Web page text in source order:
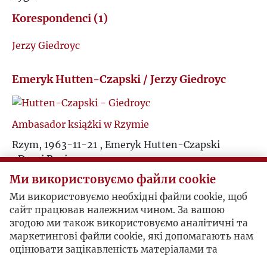
R
S
Ś
Korespondenci (1)
Jerzy Giedroyc
Emeryk Hutten-Czapski / Jerzy Giedroyc
Ambasador książki w Rzymie
Rzym, 1963-11-21 , Emeryk Hutten-Czapski
„Drogi Panie,
dziękuję za list z dnia 14 bm. (stempel pocztowy
paryski z 20 bm.).
Paczka już nadeszła i już jest doręczona.
Jeżeli zaraz Pan każe wysłać jakieś książki do mnie,
Ми використовуємо файли cookie
Ми використовуємо необхідні файли cookie, щоб
сайт працював належним чином. За вашою
згодою ми також використовуємо аналітичні та
маркетингові файли cookie, які допомагають нам
оцінювати зацікавленість матеріалами та